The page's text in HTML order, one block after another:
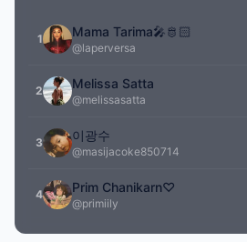
1 Mama Tarima🎤🫅🏻
@laperversa
2 Melissa Satta
@melissasatta
3 이광수
@masijacoke850714
4 Prim Chanikarn♡
@primiily